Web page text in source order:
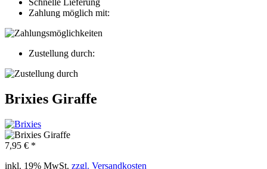
Schnelle Lieferung
Zahlung möglich mit:
Zustellung durch:
Brixies Giraffe
7,95 € *
inkl. 19% MwSt. zzgl. Versandkosten